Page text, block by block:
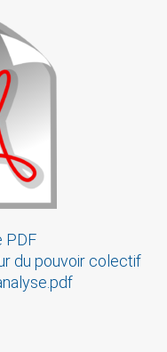
PDF
du pouvoir colectif